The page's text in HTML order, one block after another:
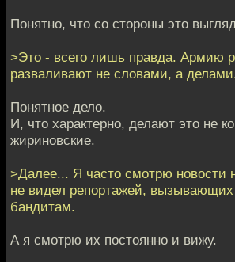
Понятно, что со стороны это
>Это - всего лишь правда. Армию
разваливают не словами, а
Понятное дело.
И, что характерно, делают это не
жириновские.
>Далее... Я часто смотрю новости
не видел репортажей, вызывающих
бандитам.
А я смотрю их постоянно и вижу.